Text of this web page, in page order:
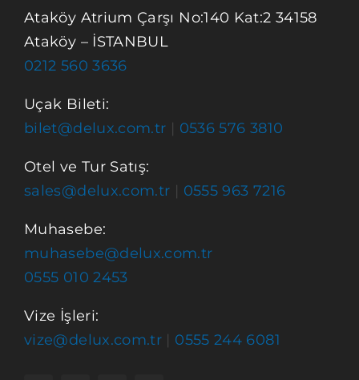
Ataköy Atrium Çarşı No:140 Kat:2 34158
Ataköy – İSTANBUL
0212 560 3636
Uçak Bileti:
bilet@delux.com.tr | 0536 576 3810
Otel ve Tur Satış:
sales@delux.com.tr | 0555 963 7216
Muhasebe:
muhasebe@delux.com.tr
0555 010 2453
Vize İşleri:
vize@delux.com.tr | 0555 244 6081